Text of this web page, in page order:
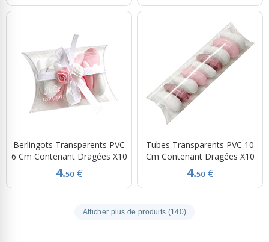
Berlingots Transparents PVC
6 Cm Contenant Dragées X10
4.50 €
Tubes Transparents PVC 10
Cm Contenant Dragées X10
4.50 €
Afficher plus de produits (140)